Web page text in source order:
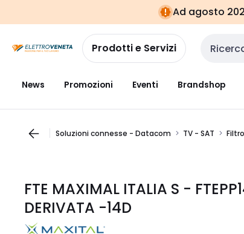
navigazionealla
pagina
Ad agosto
Prodotti e Servizi Cerca
News Promozioni Eventi Brandshop
Soluzioni connesse - Datacom TV - SAT
FTE MAXIMAL ITALIA S -
DERIVATA -14D